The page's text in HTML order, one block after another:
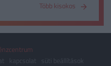
maga viseli.
Több kisokos
kapcsolat
süti beállítások